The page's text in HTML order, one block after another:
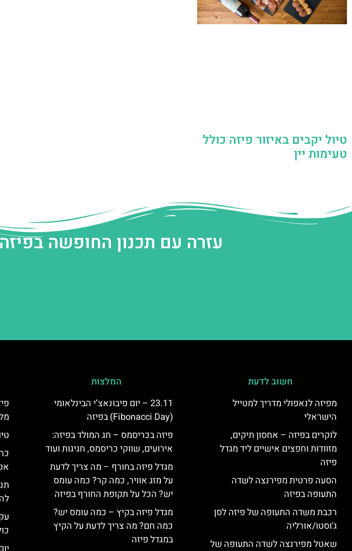
טיול יקבים באיזור פיזה כולל
טעימות יין
עזרה עם תכנון החופשה
חשוב לדעת
מפיזה לנאפולי מדריך למטייל
הישראלי
לוקרים בפיזה – אחסון תיקים,
מזוודות וחפצים אישיים ליד מגדל
פיזה
הסעה פרטית מפירנצה לשדה
התעופה בפיזה
רכבת משדה התעופה של פיזה לסן
ג'וסטו/אורליה
שאטל מפירנצה לשדה התעופה של
המלצות
23.11 – יום פיבונאצ’י הבינלאומי
(Fibonacci Day) בפיזה
פיזה בכריסמס – חג המולד בפיזה:
אירועים, שווקי כריסמס, חגיגות ועוד
מגדל פיזה בחורף – מה צריך לדעת
על מזג אוויר, כמה קר? כמה עומס
יש? הכל על תקופת החורף בפיזה
מגדל פיזה בקיץ – כמה עומס יש?
כמה חם? מה צריך לדעת על הקיץ
במגדל פיזה